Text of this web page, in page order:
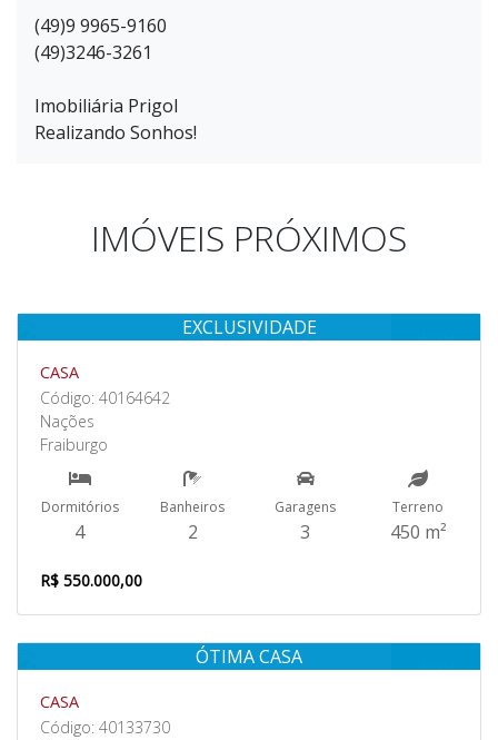
(49)9 9965-9160
(49)3246-3261
Imobiliária Prigol
Realizando Sonhos!
IMÓVEIS PRÓXIMOS
Venda
EXCLUSIVIDADE
CASA
Código: 40164642
Nações
Fraiburgo
Dormitórios
4
Banheiros
2
Garagens
3
Terreno
450 m²
R$ 550.000,00
Venda
ÓTIMA CASA
CASA
Código: 40133730